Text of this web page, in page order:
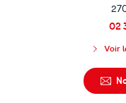
02
Voir